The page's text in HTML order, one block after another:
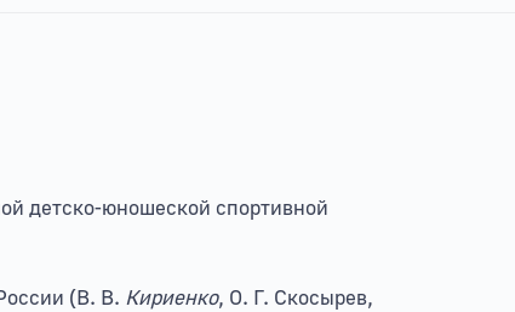
детско-юношеской спортивной
(В. В. Кириенко, О. Г. Скосырев,